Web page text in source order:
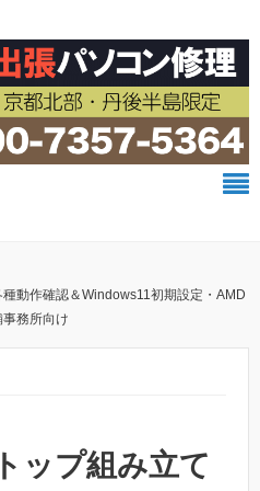
動作確認＆Windows11初期設定・AMD
務所向け
ップ組み立て